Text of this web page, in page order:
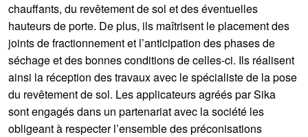
chauffants, du revêtement de sol et des éventuelles
hauteurs de porte. De plus, ils maîtrisent le placement des
joints de fractionnement et l’anticipation des phases de
séchage et des bonnes conditions de celles-ci. Ils réalisent
ainsi la réception des travaux avec le spécialiste de la pose
du revêtement de sol. Les applicateurs agréés par Sika
sont engagés dans un partenariat avec la société les
obligeant à respecter l’ensemble des préconisations